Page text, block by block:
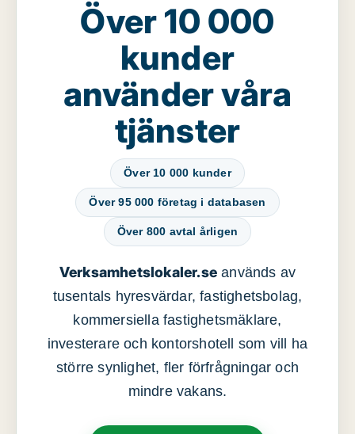
Över 10 000
kunder
använder våra
tjänster
Över 10 000 kunder
Över 95 000 företag i databasen
Över 800 avtal årligen
Verksamhetslokaler.se används av
tusentals hyresvärdar, fastighetsbolag,
kommersiella fastighetsmäklare,
investerare och kontorshotell som vill ha
större synlighet, fler förfrågningar och
mindre vakans.